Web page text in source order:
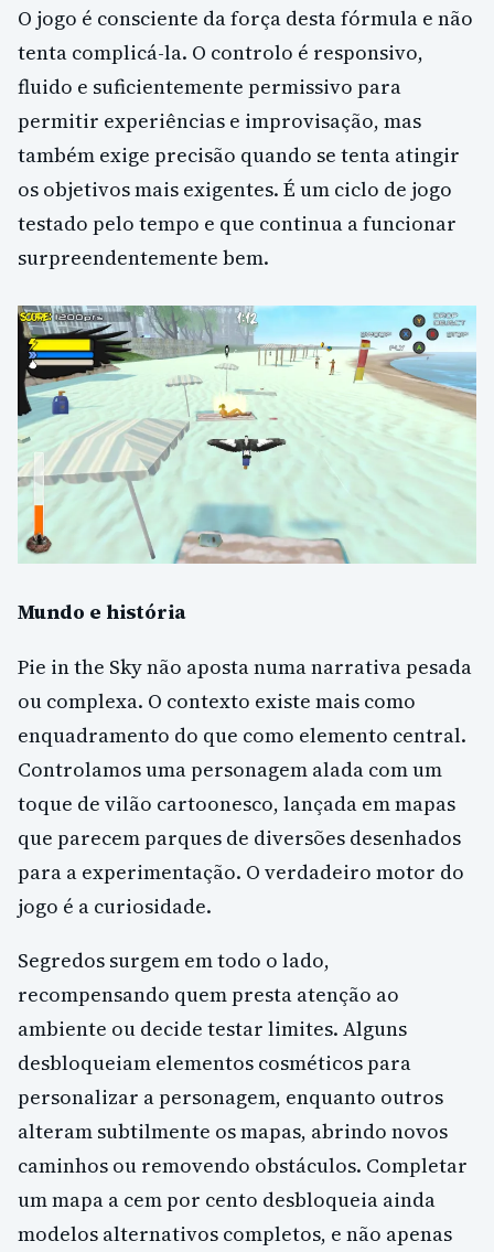
O jogo é consciente da força desta fórmula e não
tenta complicá-la. O controlo é responsivo,
fluido e suficientemente permissivo para
permitir experiências e improvisação, mas
também exige precisão quando se tenta atingir
os objetivos mais exigentes. É um ciclo de jogo
testado pelo tempo e que continua a funcionar
surpreendentemente bem.
Mundo e história
Pie in the Sky não aposta numa narrativa pesada
ou complexa. O contexto existe mais como
enquadramento do que como elemento central.
Controlamos uma personagem alada com um
toque de vilão cartoonesco, lançada em mapas
que parecem parques de diversões desenhados
para a experimentação. O verdadeiro motor do
jogo é a curiosidade.
Segredos surgem em todo o lado,
recompensando quem presta atenção ao
ambiente ou decide testar limites. Alguns
desbloqueiam elementos cosméticos para
personalizar a personagem, enquanto outros
alteram subtilmente os mapas, abrindo novos
caminhos ou removendo obstáculos. Completar
um mapa a cem por cento desbloqueia ainda
modelos alternativos completos, e não apenas